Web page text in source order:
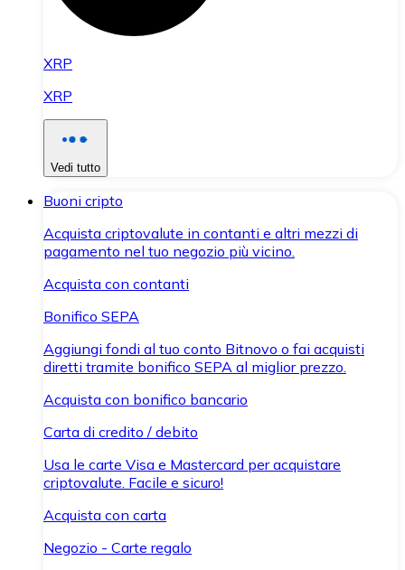
XRP
XRP
Vedi tutto
Buoni cripto
Acquista criptovalute in contanti e altri mezzi di
pagamento nel tuo negozio più vicino.
Acquista con contanti
Bonifico SEPA
Aggiungi fondi al tuo conto Bitnovo o fai acquisti
diretti tramite bonifico SEPA al miglior prezzo.
Acquista con bonifico bancario
Carta di credito / debito
Usa le carte Visa e Mastercard per acquistare
criptovalute. Facile e sicuro!
Acquista con carta
Negozio - Carte regalo